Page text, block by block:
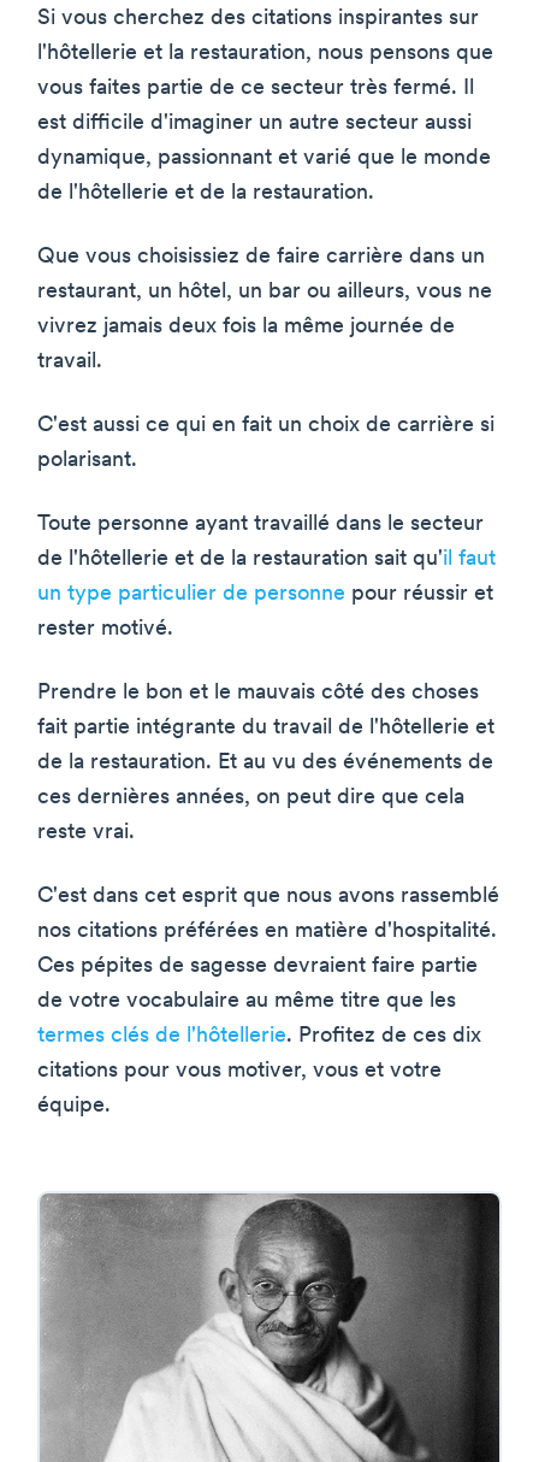
Si vous cherchez des citations inspirantes sur
l'hôtellerie et la restauration, nous pensons que
vous faites partie de ce secteur très fermé. Il
est difficile d'imaginer un autre secteur aussi
dynamique, passionnant et varié que le monde
de l'hôtellerie et de la restauration.
Que vous choisissiez de faire carrière dans un
restaurant, un hôtel, un bar ou ailleurs, vous ne
vivrez jamais deux fois la même journée de
travail.
C'est aussi ce qui en fait un choix de carrière si
polarisant.
Toute personne ayant travaillé dans le secteur
de l'hôtellerie et de la restauration sait qu'il faut
un type particulier de personne pour réussir et
rester motivé.
Prendre le bon et le mauvais côté des choses
fait partie intégrante du travail de l'hôtellerie et
de la restauration. Et au vu des événements de
ces dernières années, on peut dire que cela
reste vrai.
C'est dans cet esprit que nous avons rassemblé
nos citations préférées en matière d'hospitalité.
Ces pépites de sagesse devraient faire partie
de votre vocabulaire au même titre que les
termes clés de l'hôtellerie. Profitez de ces dix
citations pour vous motiver, vous et votre
équipe.